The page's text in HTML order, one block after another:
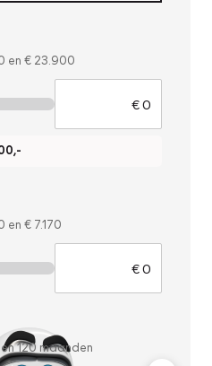
en € 23.900
,-
en € 7.170
en120 maanden